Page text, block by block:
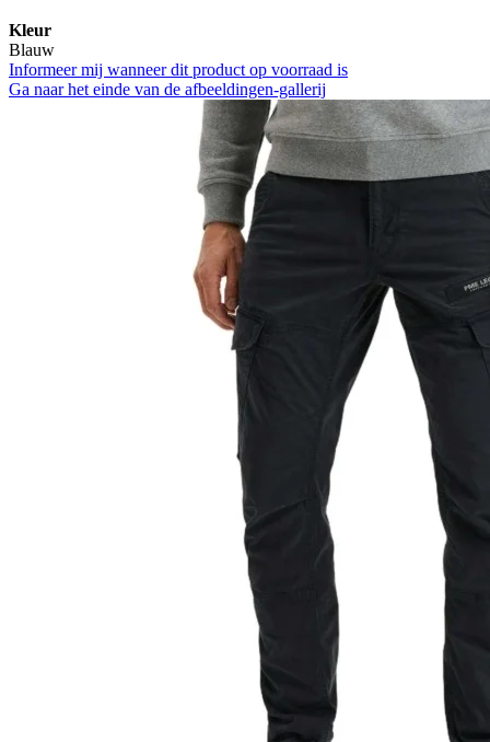
Kleur
Blauw
Informeer mij wanneer dit product op voorraad is
Ga naar het einde van de afbeeldingen-gallerij